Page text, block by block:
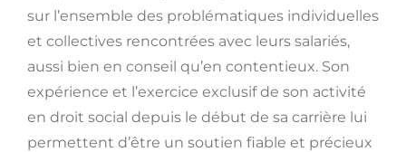
sur l’ensemble des problématiques individuelles
et collectives rencontrées avec leurs salariés,
aussi bien en conseil qu’en contentieux. Son
expérience et l’exercice exclusif de son activité
en droit social depuis le début de sa carrière lui
permettent d’être un soutien fiable et précieux